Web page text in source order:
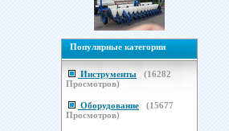
Популярные категории
Инструменты (16282
Просмотров)
Оборудование (15677
Просмотров)